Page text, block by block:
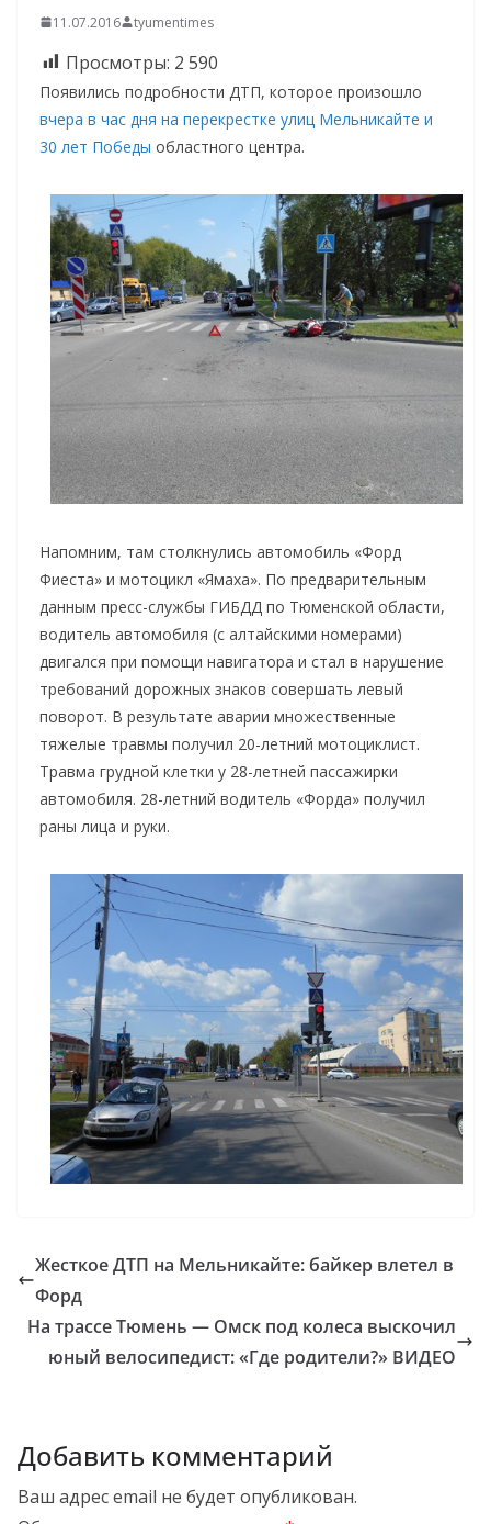
11.07.2016 tyumentimes
Просмотры: 2 590
Появились подробности ДТП, которое произошло
вчера в час дня на перекрестке улиц Мельникайте и
30 лет Победы областного центра.
Напомним, там столкнулись автомобиль «Форд
Фиеста» и мотоцикл «Ямаха». По предварительным
данным пресс-службы ГИБДД по Тюменской области,
водитель автомобиля (с алтайскими номерами)
двигался при помощи навигатора и стал в нарушение
требований дорожных знаков совершать левый
поворот. В результате аварии множественные
тяжелые травмы получил 20-летний мотоциклист.
Травма грудной клетки у 28-летней пассажирки
автомобиля. 28-летний водитель «Форда» получил
раны лица и руки.
Жесткое ДТП на Мельникайте: байкер влетел в
Форд
На трассе Тюмень — Омск под колеса выскочил
юный велосипедист: «Где родители?» ВИДЕО
Добавить комментарий
Ваш адрес email не будет опубликован.